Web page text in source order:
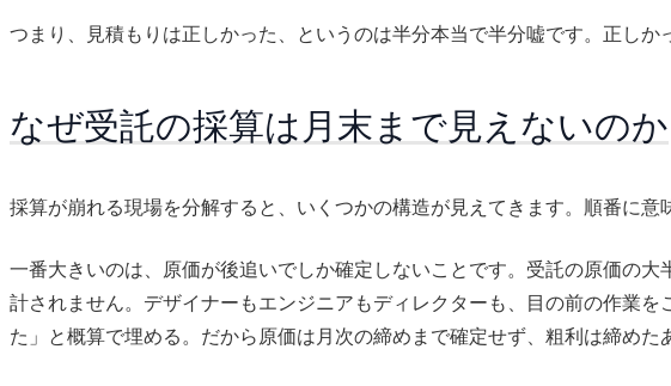
つまり、見積もりは正しかった、というのは半分本当で半分嘘です。正し
なぜ受託の採算は月末まで見えないのか
採算が崩れる現場を分解すると、いくつかの構造が見えてきます。順番に
一番大きいのは、原価が後追いでしか確定しないことです。受託の原価の
計されません。デザイナーもエンジニアもディレクターも、目の前の作業
た」と概算で埋める。だから原価は月次の締めまで確定せず、粗利は締めた